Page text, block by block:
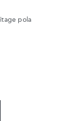
pola